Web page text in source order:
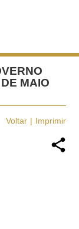
MAIO
Voltar Imprimir